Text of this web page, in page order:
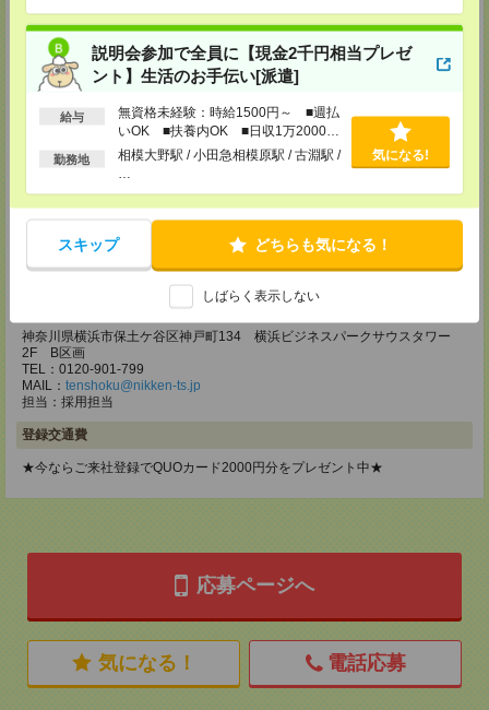
説明会参加で全員に【現金2千円相当プレゼ
ント】生活のお手伝い[派遣]
給与
無資格未経験：時給1500円～ ■週払
いOK ■扶養内OK ■日収1万2000円
以上
勤務地
相模大野駅 / 小田急相模原駅 / 古淵駅 /
気になる!
スキップ どちらも気になる！
しばらく表示しない
東京都新宿区新宿2-3-10 新宿御苑ビル6階
TEL：0120-457-235
MAIL：tenshoku@nikken-ts.jp
担当：採用担当
メディカルケア事業部 立川事業部
東京都立川市錦町1-12-14
TEL：0120-934-200
tenshoku@nikken-ts.jp
担当：採用担当
メディカルケア事業部 町田オフィス
東京都町田市森野1-7-23 大樹生命町田ビル6F
TEL：0120-453-285
MAIL：tenshoku@nikken-ts.jp
神奈川県横浜市保土ケ谷区神戸町134 横浜ビジネスパークサウスタワー
2F B区画
TEL：0120-901-799
MAIL： tenshoku@nikken-ts.jp
担当：採用担当
登録交通費
★今ならご来社登録でQUOカード2000円分をプレゼント中★
応募ページへ
気になる！ 電話応募